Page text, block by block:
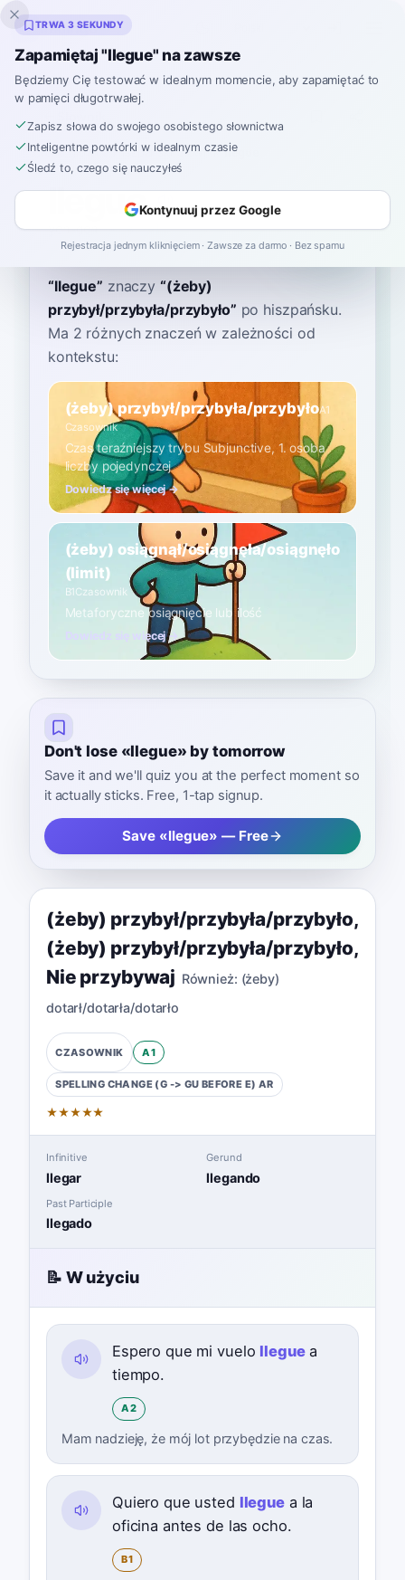
Inklingo
Strona główna›Hiszpański›Słownik›llegue
llegue
yeh-geh [ˈʝe.ɣe]
“llegue” znaczy “(żeby)
przybył/przybyła/przybyło” po hiszpańsku.
Ma 2 różnych znaczeń w zależności od
kontekstu:
(żeby) przybył/przybyła/przybyłoA1
Czasownik
Czas teraźniejszy trybu Subjunctive, 1. osoba
liczby pojedynczej
Dowiedz się więcej →
(żeby) osiągnął/osiągnęła/osiągnęło
(limit)
B1 Czasownik
Metaforyczne osiągnięcie lub ilość
Dowiedz się więcej →
Don't lose «llegue» by tomorrow
Save it and we'll quiz you at the perfect moment so
it actually sticks. Free, 1-tap signup.
Save «llegue» — Free
(żeby) przybył/przybyła/przybyło,
(żeby) przybył/przybyła/przybyło,
Nie przybywaj Również: (żeby)
dotarł/dotarła/dotarło
CZASOWNIK A1
SPELLING CHANGE (G -> GU BEFORE E) AR
★★★★★
Infinitive
llegar
Gerund
llegando
Past Participle
llegado
📝 W użyciu
Espero que mi vuelo lleguea
tiempo.
A2
Mam nadzieję, że mój lot przybędzie na czas.
Quiero que usted lleguea la
oficina antes de las ocho.
B1
TRWA 3 SEKUNDY
Zapamiętaj "llegue" na zawsze
Będziemy Cię testować w idealnym momencie, aby zapamiętać to
w pamięci długotrwałej.
Zapisz słowa do swojego osobistego słownictwa
Inteligentne powtórki w idealnym czasie
Śledź to, czego się nauczyłeś
Kontynuuj przez Google
Rejestracja jednym kliknięciem · Zawsze za darmo · Bez spamu